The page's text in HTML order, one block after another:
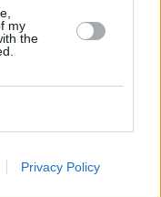
my
the
Privacy Policy